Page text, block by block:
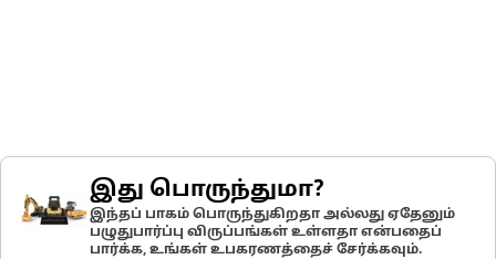
இது பொருந்துமா?
இந்தப் பாகம் பொருந்துகிறதா அல்லது ஏதேனும்
பழுதுபார்ப்பு விருப்பங்கள் உள்ளதா என்பதைப்
பார்க்க, உங்கள் உபகரணத்தைச் சேர்க்கவும்.